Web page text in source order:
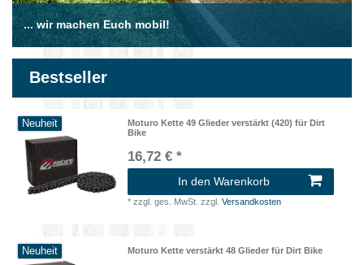
... wir machen Euch mobil!
Bestseller
Neuheit
Moturo Kette 49 Glieder verstärkt (420) für Dirt
Bike
16,72 € *
In den Warenkorb
*zzgl. ges. MwSt. zzgl.Versandkosten
Neuheit Moturo Kette verstärkt 48 Glieder für Dirt Bike